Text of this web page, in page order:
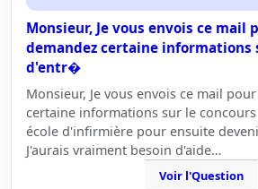
Monsieur, Je vous envois ce mail
demandez certaine informations
d'entr�
Monsieur, Je vous envois ce mail
certaine informations sur le
école d'infirmière pour ensuite
J'aurais vraiment besoin d'aide…
Voir l'Question